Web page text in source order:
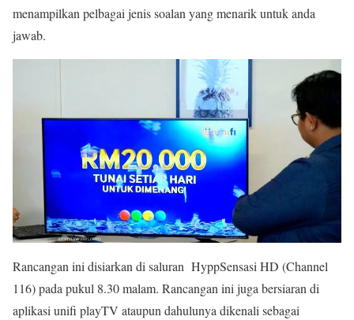
menampilkan pelbagai jenis soalan yang menarik untuk anda
jawab.
Rancangan ini disiarkan di saluran HyppSensasi HD (Channel
116) pada pukul 8.30 malam. Rancangan ini juga bersiaran di
aplikasi unifi playTV ataupun dahulunya dikenali sebagai